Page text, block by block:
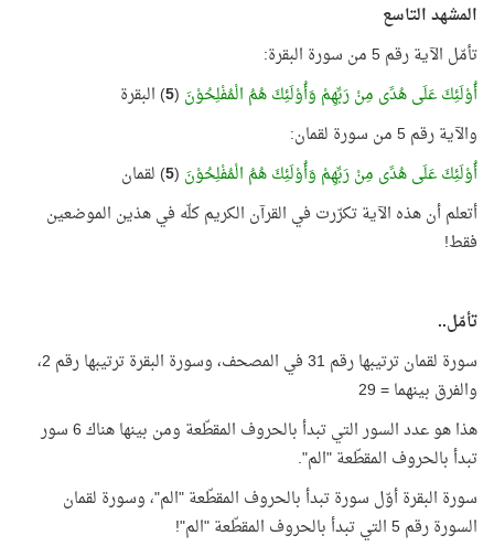
المشهد التاسع
تأمّل الآية رقم 5 من سورة البقرة:
أُوْلَئِكَ عَلَى هُدًى مِنْ رَبِّهِمْ وَأُوْلَئِكَ هُمُ الْمُفْلِحُوْنَ (
5) البقرة
والآية رقم 5 من سورة لقمان:
أُوْلَئِكَ عَلَى هُدًى مِنْ رَبِّهِمْ وَأُوْلَئِكَ هُمُ الْمُفْلِحُوْنَ (
5) لقمان
أتعلم أن هذه الآية تكرّرت في القرآن الكريم كلّه في هذين الموضعين
فقط!
تأمّل..
سورة لقمان ترتيبها رقم 31 في المصحف، وسورة البقرة ترتيبها رقم 2،
والفرق بينهما = 29
هذا هو عدد السور التي تبدأ بالحروف المقطّعة ومن بينها هناك 6 سور
تبدأ بالحروف المقطّعة "الم".
سورة البقرة أوّل سورة تبدأ بالحروف المقطّعة "الم"، وسورة لقمان
السورة رقم 5 التي تبدأ بالحروف المقطّعة "الم"!